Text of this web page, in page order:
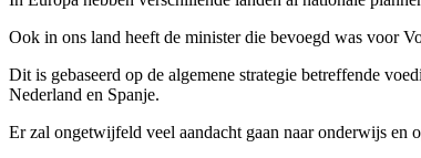
Ook in ons land heeft de minister die bevoegd was voor
Dit is gebaseerd op de algemene strategie betreffende
Nederland en Spanje.
Er zal ongetwijfeld veel aandacht gaan naar onderwijs